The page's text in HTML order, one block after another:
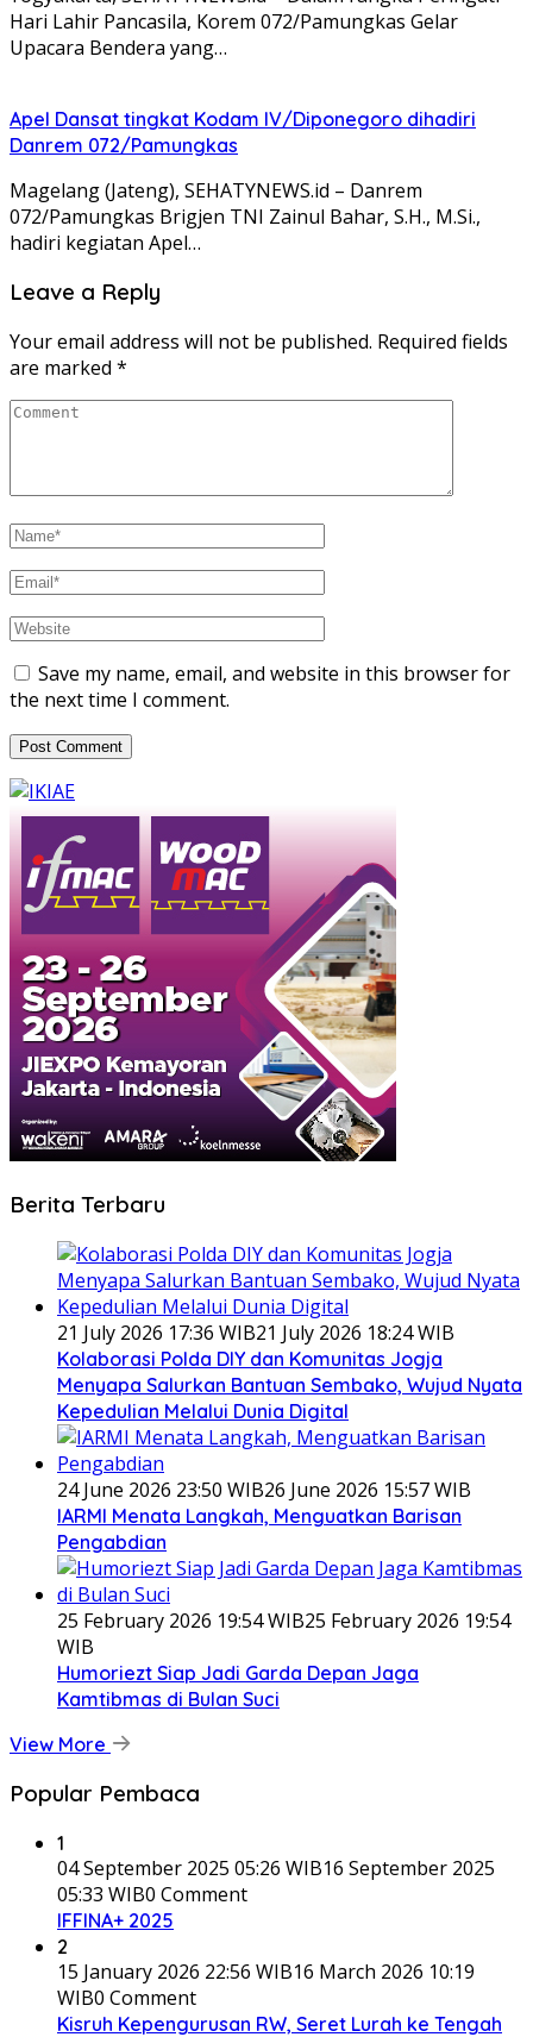
Hari Lahir Pancasila, Korem 072/Pamungkas Gelar
Upacara Bendera yang…
Apel Dansat tingkat Kodam lV/Diponegoro dihadiri
Danrem 072/Pamungkas
Magelang (Jateng), SEHATYNEWS.id – Danrem
072/Pamungkas Brigjen TNI Zainul Bahar, S.H., M.Si.,
hadiri kegiatan Apel…
Leave a Reply
Your email address will not be published. Required fields
are marked *
Save my name, email, and website in this browser for
the next time I comment.
Berita Terbaru
21 July 2026 17:36 WIB21 July 2026 18:24 WIB
Kolaborasi Polda DIY dan Komunitas Jogja
Menyapa Salurkan Bantuan Sembako, Wujud Nyata
Kepedulian Melalui Dunia Digital
24 June 2026 23:50 WIB26 June 2026 15:57 WIB
IARMI Menata Langkah, Menguatkan Barisan
Pengabdian
25 February 2026 19:54 WIB25 February 2026 19:54
WIB
Humoriezt Siap Jadi Garda Depan Jaga
Kamtibmas di Bulan Suci
View More
Popular Pembaca
1
04 September 2025 05:26 WIB16 September 2025
05:33 WIB0 Comment
IFFINA+ 2025
2
15 January 2026 22:56 WIB16 March 2026 10:19
WIB0 Comment
Kisruh Kepengurusan RW, Seret Lurah ke Tengah